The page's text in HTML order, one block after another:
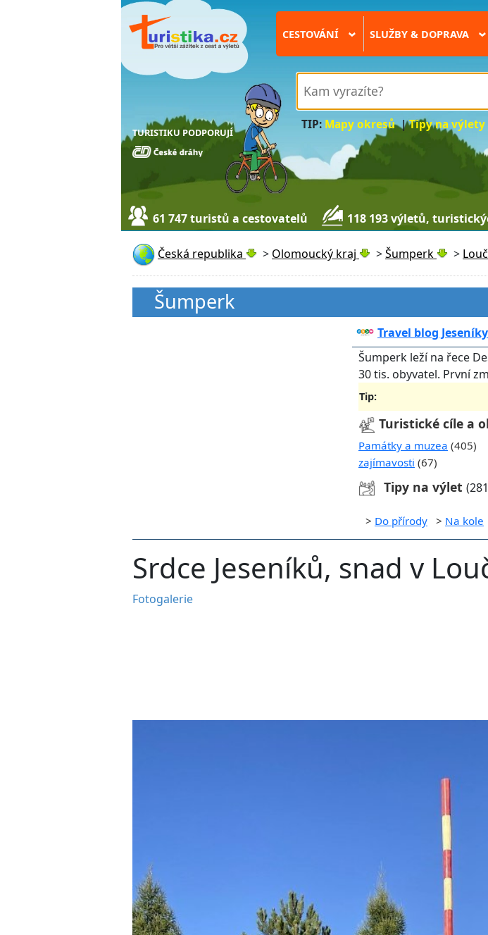
TURISTIKU PODPORUJÍ
CESTOVÁNÍ › SLUŽBY & DOPRAVA
TIP: Mapy okresů|Tipy na výlety
61 747 turistů a cestovatelů 118 193 výletů,
Česká republika > Olomoucký kraj >Šumperk >
Šumperk
Travel blog Jeseníky
Šumperk leží na řece
30 tis. obyvatel. První
Tip:
Turistické cíle a
Památky a muzea (405)
zajímavosti (67)
Tipy na výlet
> Do přírody > Na kole
Srdce Jeseníků, snad v
Fotogalerie